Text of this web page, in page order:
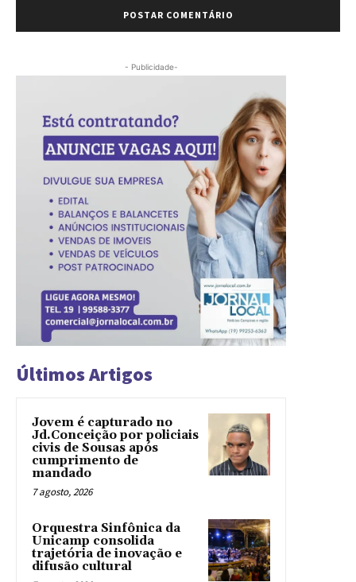
- Publicidade-
Últimos Artigos
Jovem é capturado no
Jd.Conceição por policiais
civis de Sousas após
cumprimento de
mandado
7 agosto, 2026
Orquestra Sinfônica da
Unicamp consolida
trajetória de inovação e
difusão cultural